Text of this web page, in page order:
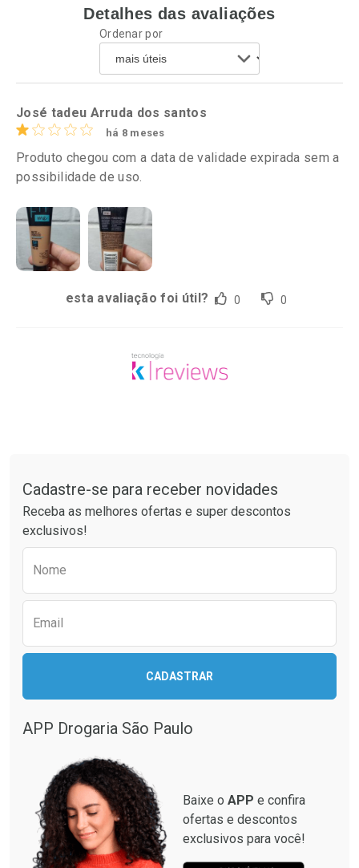
Ativar Desconto
Comprar sem Desconto
Por R$ 52,99/cada
Comprar sem Desconto
Ativar Desconto
Comprar sem Desconto
Por R$ 52,99/cada
Por R$ 52,99/cada
Detalhes das avaliações
Ordenar por
José tadeu Arruda dos santos
há 8 meses
Produto chegou com a data de validade expirada sem a
possibilidade de uso.
esta avaliação foi útil? 0 0
Cadastre-se para receber novidades
Receba as melhores ofertas e super descontos
exclusivos!
Nome
Email
CADASTRAR
APP Drogaria São Paulo
Baixe o APP e confira
ofertas e descontos
exclusivos para você!